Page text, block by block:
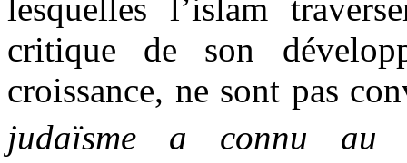
lesquelles l’islam
critique de son
croissance, ne sont pas
judaïsme a connu au